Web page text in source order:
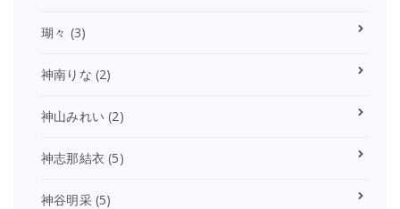
瑚々 (3)
神南りな (2)
神山みれい (2)
神志那結衣 (5)
神谷明采(5)